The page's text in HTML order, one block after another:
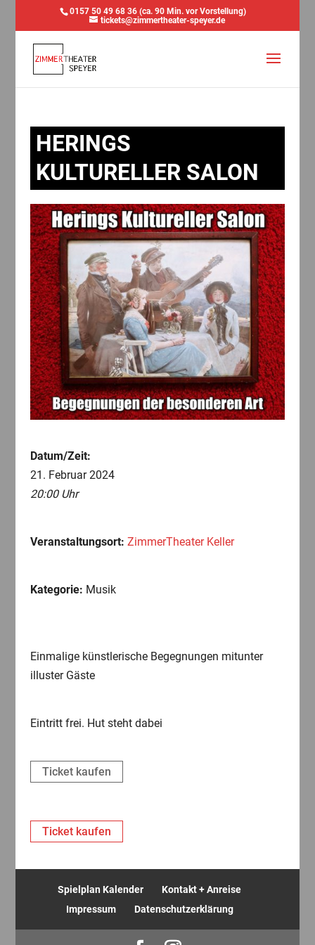
0157 50 49 68 36 (ca. 90 Min. vor Vorstellung)
tickets@zimmertheater-speyer.de
HERINGS
KULTURELLER SALON
Datum/Zeit:
21. Februar 2024
20:00 Uhr
Veranstaltungsort: ZimmerTheater Keller
Kategorie: Musik
Einmalige künstlerische Begegnungen mitunter
illuster Gäste
Eintritt frei. Hut steht dabei
Ticket kaufen
Ticket kaufen
Spielplan Kalender
Kontakt + Anreise
Impressum
Datenschutzerklärung